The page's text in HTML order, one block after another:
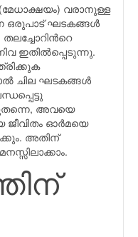
വരാനുള്ള
ഒരുപാട് ഘടകങ്ങള്‍
ഇതില്‍പ്പെടുന്നു.
ചില ഘടകങ്ങള്‍
അവയെ
ഓര്‍മയെ
അതിന്